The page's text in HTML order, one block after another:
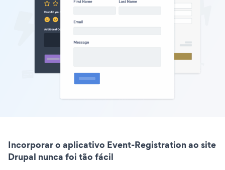
Incorporar o aplicativo Event-Registration ao site
Drupal nunca foi tão fácil